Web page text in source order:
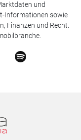
und
Informationen sowie
Finanzen und Recht.